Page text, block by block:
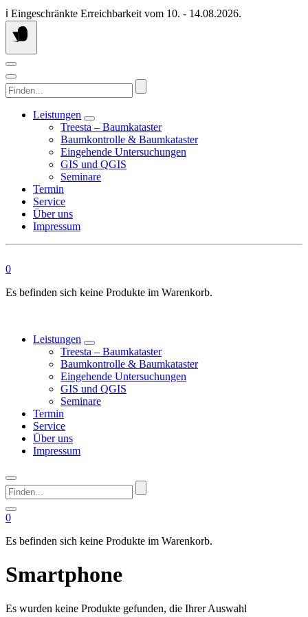
Springen
Sie
zum
ℹ️ Eingeschränkte Erreichbarkeit vom 10. - 14.08.2026.
Finden...
Leistungen
Treesta – Baumkataster
Baumkontrolle & Baumkataster
Eingehende Untersuchungen
GIS und QGIS
Seminare
Termin
Service
Über uns
Impressum
0
Es befinden sich keine Produkte im Warenkorb.
Leistungen
Treesta – Baumkataster
Baumkontrolle & Baumkataster
Eingehende Untersuchungen
GIS und QGIS
Seminare
Termin
Service
Über uns
Impressum
Finden...
0
Es befinden sich keine Produkte im Warenkorb.
Smartphone
Es wurden keine Produkte gefunden, die Ihrer Auswahl